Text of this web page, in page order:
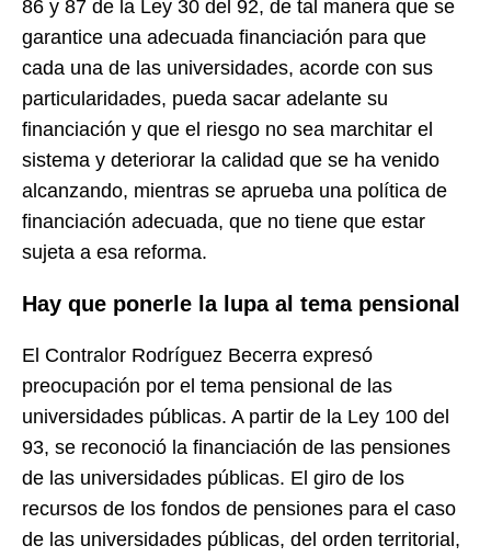
86 y 87 de la Ley 30 del 92, de tal manera que se
garantice una adecuada financiación para que
cada una de las universidades, acorde con sus
particularidades, pueda sacar adelante su
financiación y que el riesgo no sea marchitar el
sistema y deteriorar la calidad que se ha venido
alcanzando, mientras se aprueba una política de
financiación adecuada, que no tiene que estar
sujeta a esa reforma.
Hay que ponerle la lupa al tema pensional
El Contralor Rodríguez Becerra expresó
preocupación por el tema pensional de las
universidades públicas. A partir de la Ley 100 del
93, se reconoció la financiación de las pensiones
de las universidades públicas. El giro de los
recursos de los fondos de pensiones para el caso
de las universidades públicas, del orden territorial,